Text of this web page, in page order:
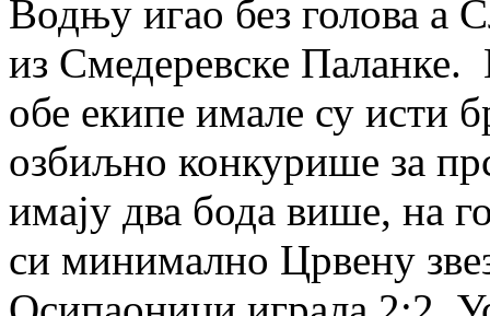
Водњу игао без голова а
из Смедеревске Паланке.
обе екипе имале су исти
озбиљно конкурише за
имају два бода више, на
си минимално Црвену